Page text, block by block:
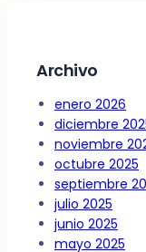
Archivo
enero 2026
diciembre
noviembre
octubre 2025
septiembre
julio 2025
junio 2025
mayo 2025